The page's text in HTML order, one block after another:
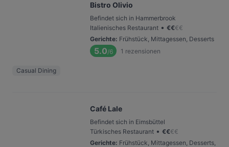
Bistro Olivio
Befindet sich in Hammerbrook
Italienisches Restaurant • €€€€
Gerichte: Frühstück, Mittagessen, Desserts
5.0/6 1 rezensionen
Casual Dining
Café Lale
Befindet sich in Eimsbüttel
Türkisches Restaurant • €€€€
Gerichte: Frühstück, Mittagessen, Desserts,